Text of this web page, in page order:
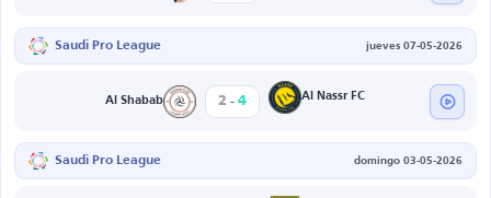
Saudi Pro League jueves 07-05-2026
Al Shabab 2 - 4 Al Nassr FC
Saudi Pro League domingo 03-05-2026